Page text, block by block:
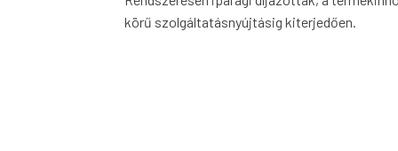
körű szolgáltatásnyújtásig kiterjedően.